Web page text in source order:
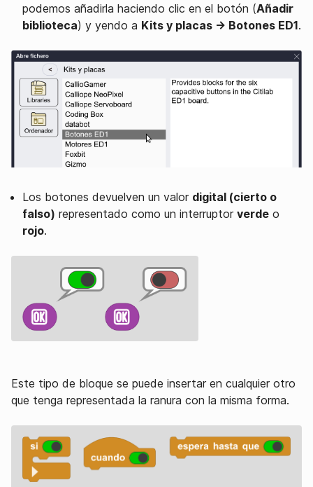
podemos añadirla haciendo clic en el botón (Añadir
biblioteca) y yendo a Kits y placas → Botones ED1.
Los botones devuelven un valor digital (cierto o
falso) representado como un interruptor verde o
rojo.
Este tipo de bloque se puede insertar en cualquier otro
que tenga representada la ranura con la misma forma.